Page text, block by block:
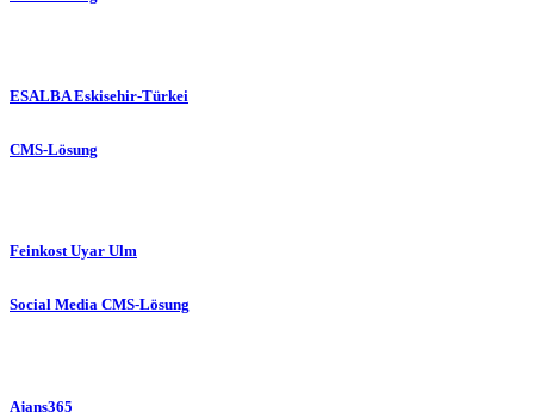
ESALBA Eskisehir-Türkei
CMS-Lösung
Feinkost Uyar Ulm
Social Media CMS-Lösung
Ajans365